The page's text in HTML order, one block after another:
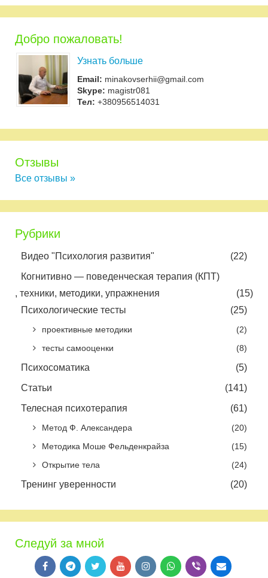
Добро пожаловать!
Узнать больше
Email: minakovserhii@gmail.com
Skype: magistr081
Тел: +380956514031
Отзывы
Все отзывы »
Рубрики
Видео "Психология развития"
(22)
Когнитивно — поведенческая терапия (КПТ)
, техники, методики, упражнения
(15)
Психологические тесты
(25)
проективные методики
(2)
тесты самооценки
(8)
Психосоматика
(5)
Статьи
(141)
Телесная психотерапия
(61)
Метод Ф. Александера
(20)
Методика Моше Фельденкрайза
(15)
Открытие тела
(24)
Тренинг уверенности (20)
Следуй за мной